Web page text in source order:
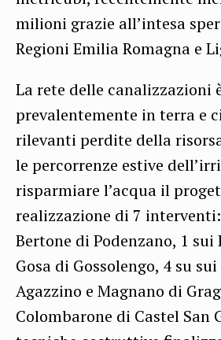
milioni grazie all’intesa
Regioni Emilia Romagna e
La rete delle canalizzazioni
prevalentemente in terra e
rilevanti perdite della
le percorrenze estive
risparmiare l’acqua il
realizzazione di 7
Bertone di Podenzano, 1 sui
Gosa di Gossolengo, 4 su
Agazzino e Magnano di
Colombarone di Castel San